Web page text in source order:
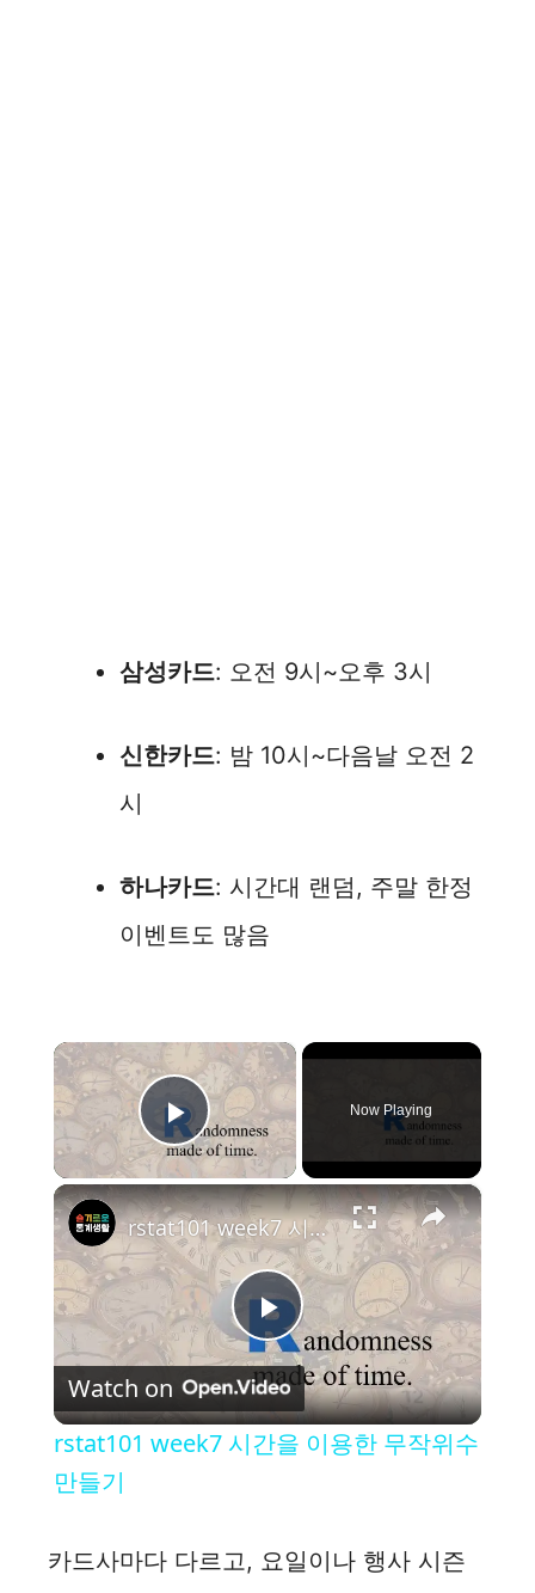
삼성카드: 오전 9시~오후 3시
신한카드: 밤 10시~다음날 오전 2
시
하나카드: 시간대 랜덤, 주말 한정
이벤트도 많음
×
Play Video
Now Playing
×
P
l
y
rstat101 week7 시간을 이용한 무작위수 만들기
Watch on
rstat101 week7 시간을 이용한 무작위수
만들기
카드사마다 다르고, 요일이나 행사 시즌